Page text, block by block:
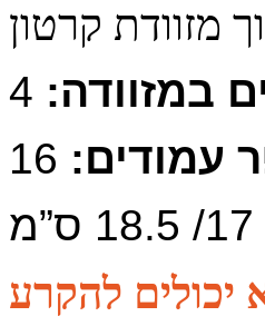
מזוודת קרטון
במזוודה:
עמודים:
17/ 18.5 ס”מ